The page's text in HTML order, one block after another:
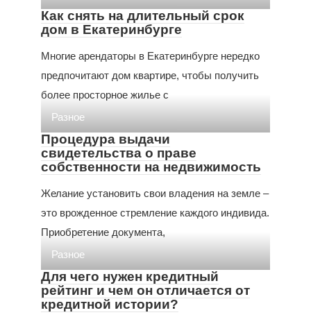
Как снять на длительный срок
дом в Екатеринбурге
Многие арендаторы в Екатеринбурге нередко
предпочитают дом квартире, чтобы получить
более просторное жилье с
Разное
Процедура выдачи
свидетельства о праве
собственности на недвижимость
Желание установить свои владения на земле –
это врожденное стремление каждого индивида.
Приобретение документа,
Разное
Для чего нужен кредитный
рейтинг и чем он отличается от
кредитной истории?